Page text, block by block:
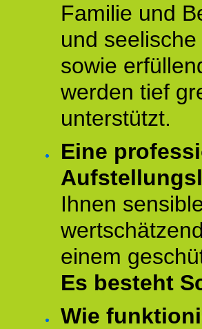
Familie und
und
sowie
werden tief
unterstützt.
Eine
Ihnen
einem
Es besteht
Wie